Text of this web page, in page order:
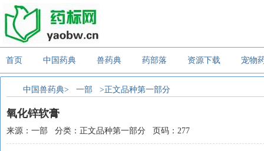
首页 中国药典 兽药典 药部落 资源下载 宠物
中国兽药典> 一部 >正文品种第一部分
氧化锌软膏
来源：一部 分类：正文品种第一部分 页码：277